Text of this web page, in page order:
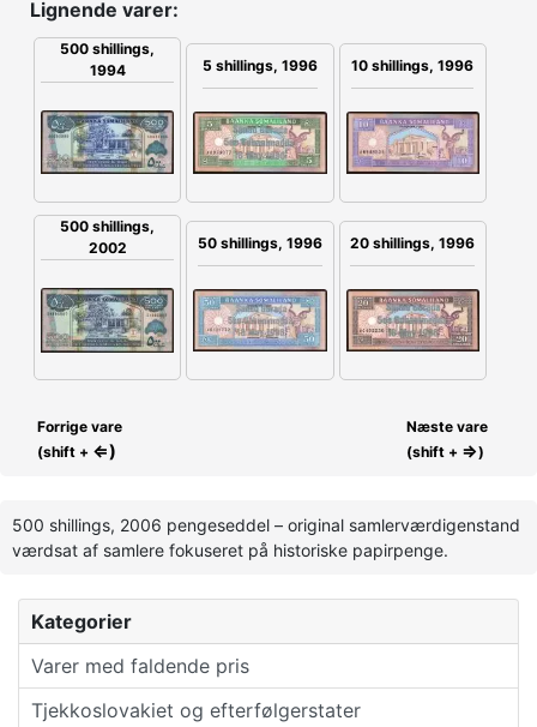
Kategorier
Varer med faldende pris
Tjekkoslovakiet og efterfølgerstater
Lignende varer:
500 shillings,
1994
5 shillings, 1996 10 shillings, 1996
500 shillings,
2002
50 shillings, 1996 20 shillings, 1996
Forrige vare
(shift + ⇐)
Næste vare
(shift + ⇒)
500 shillings, 2006 pengeseddel – original samlerværdigenstand
værdsat af samlere fokuseret på historiske papirpenge.